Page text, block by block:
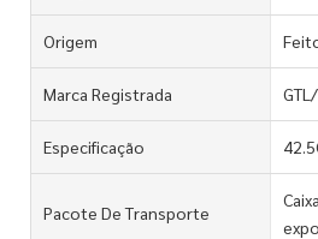
Origem
Marca Registrada
Especificação
Pacote De Transporte